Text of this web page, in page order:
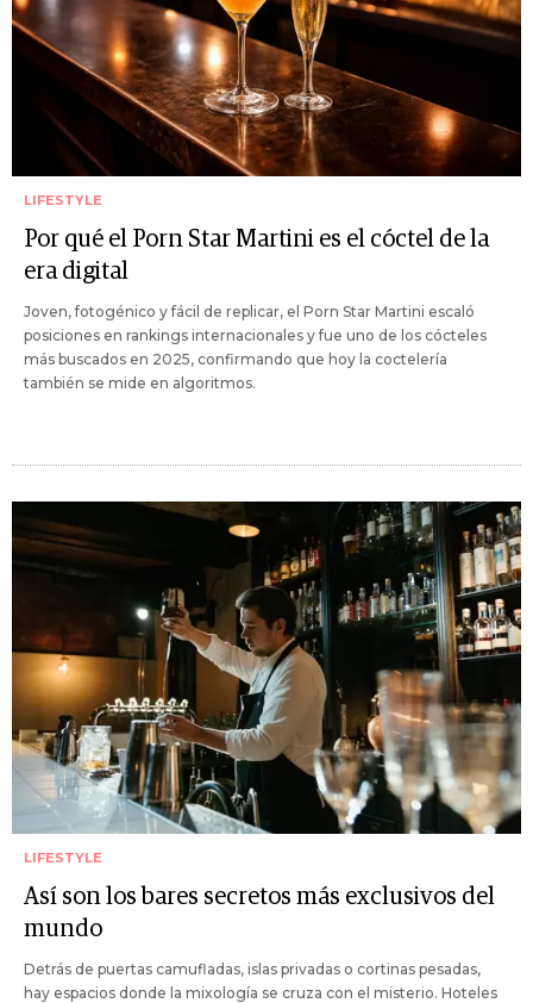
LIFESTYLE
Por qué el Porn Star Martini es el cóctel de la
era digital
Joven, fotogénico y fácil de replicar, el Porn Star Martini escaló
posiciones en rankings internacionales y fue uno de los cócteles
más buscados en 2025, confirmando que hoy la coctelería
también se mide en algoritmos.
LIFESTYLE
Así son los bares secretos más exclusivos del
mundo
Detrás de puertas camufladas, islas privadas o cortinas pesadas,
hay espacios donde la mixología se cruza con el misterio. Hoteles